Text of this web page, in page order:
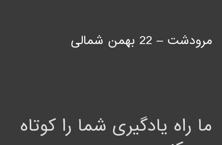
مرودشت – 22 بهمن شمالی
ما راه یادگیری شما را کوتاه